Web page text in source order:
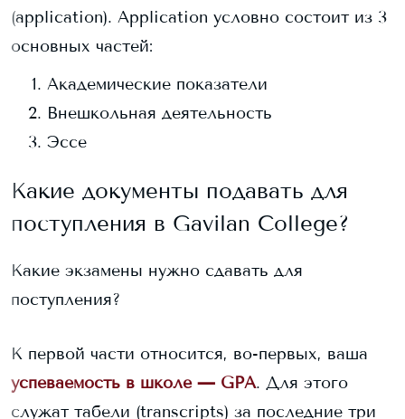
(application). Application условно состоит из 3
основных частей:
Академические показатели
Внешкольная деятельность
Эссе
Какие документы подавать для
поступления в Gavilan College?
Какие экзамены нужно сдавать для
поступления?
К первой части относится, во-первых, ваша
успеваемость в школе — GPA. Для этого
служат табели (transcripts) за последние три